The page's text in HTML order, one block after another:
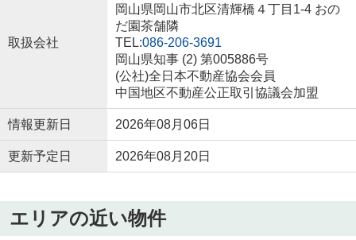
取扱会社
岡山県岡山市北区清輝橋４丁目1-4 おの
だ園茶舗隣
TEL:086-206-3691
岡山県知事 (2) 第005886号
(公社)全日本不動産協会会員
中国地区不動産公正取引協議会加盟
情報更新日 2026年08月06日
更新予定日 2026年08月20日
エリアの近い物件